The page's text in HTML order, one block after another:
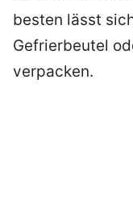
besten lässt
Gefrierbeutel
verpacken.